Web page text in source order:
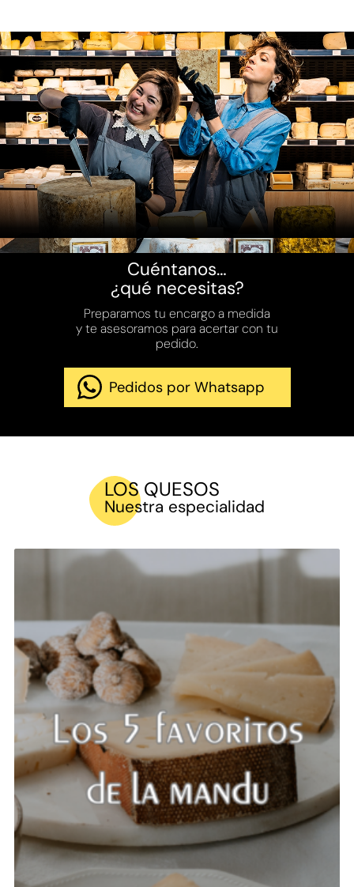
Cuéntanos…
¿qué necesitas?
Preparamos tu encargo a medida
y te asesoramos para acertar con tu
pedido.
Pedidos por Whatsapp
LOS QUESOS
Nuestra especialidad